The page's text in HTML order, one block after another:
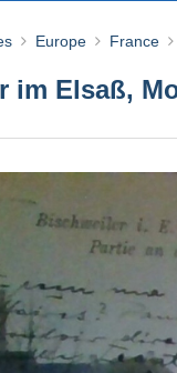
Europe France
im Elsaß,